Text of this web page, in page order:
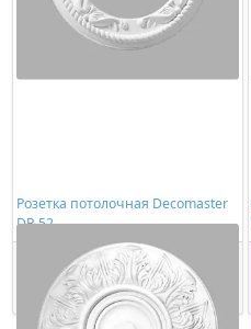
Розетка потолочная Decomaster
DR 52
2858,00 ₽/шт
Купить